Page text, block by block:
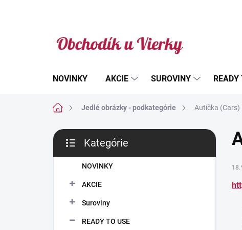
NOVINKY AKCIE SUROVINY READY
DomovJedlé obrázky - podkategórie Autíčka (Cars)
B
č
kategórie
Kategórie
NOVINKY
AKCIE
Suroviny
READY TO USE